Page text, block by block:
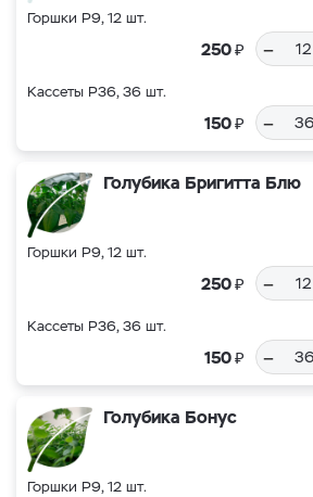
Горшки Р9, 12 шт.
250₽ –
Кассеты Р36, 36 шт.
150₽ –
Голубика Бригитта Блю
Горшки Р9, 12 шт.
250₽ –
Кассеты Р36, 36 шт.
150₽ –
Голубика Бонус
Горшки Р9, 12 шт.